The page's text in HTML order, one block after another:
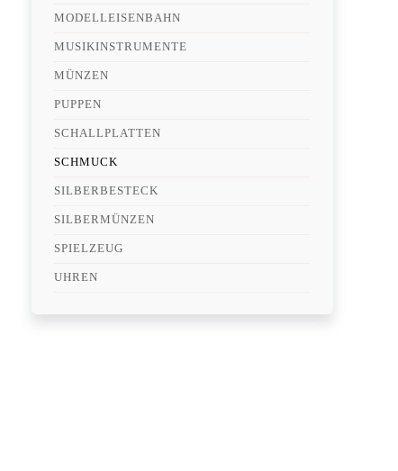
MODELLEISENBAHN
MUSIKINSTRUMENTE
MÜNZEN
PUPPEN
SCHALLPLATTEN
SCHMUCK
SILBERBESTECK
SILBERMÜNZEN
SPIELZEUG
UHREN